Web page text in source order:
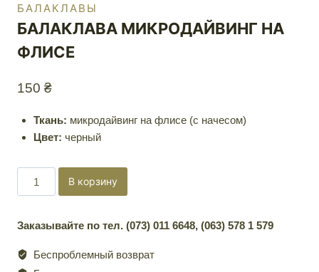
БАЛАКЛАВЫ
БАЛАКЛАВА МИКРОДАЙВИНГ НА
ФЛИСЕ
150 ₴
Ткань: микродайвинг на флисе (с начесом)
Цвет: черный
Количество
товара
Микродайвинг
флисе
В корзину
Заказывайте по тел. (073) 011 6648, (063) 578 1 579
Беспроблемный возврат